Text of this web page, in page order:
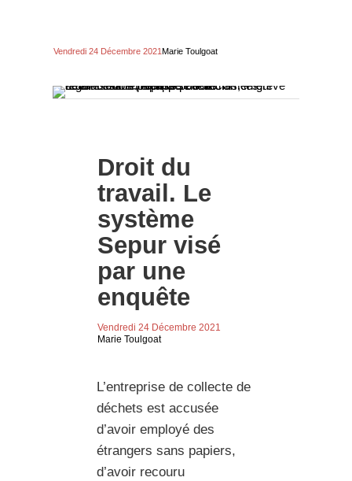
Vendredi 24 Décembre 2021Marie Toulgoat
Droit du
travail. Le
système
Sepur visé
par une
enquête
Vendredi 24 Décembre 2021
Marie Toulgoat
L’entreprise de collecte de
déchets est accusée
d’avoir employé des
étrangers sans papiers,
d’avoir recouru